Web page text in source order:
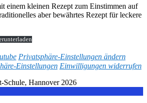
einem kleinen Rezept zum Einstimmen auf
aber bewährtes Rezept für leckere
Privatsphäre-Einstellungen ändern
Einstellungen Einwilligungen widerrufen
Hannover 2026